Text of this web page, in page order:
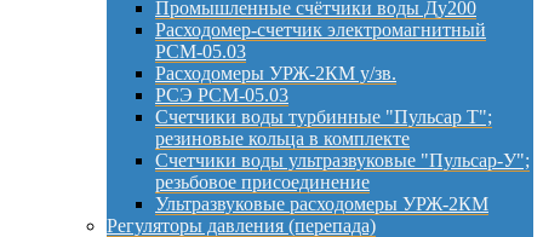
Промышленные счётчики воды Ду200
Расходомер-счетчик электромагнитный
РСМ-05.03
Расходомеры УРЖ-2КМ у/зв.
РСЭ РСМ-05.03
Счетчики воды турбинные "Пульсар Т";
резиновые кольца в комплекте
Счетчики воды ультразвуковые "Пульсар-У";
резьбовое присоединение
Ультразвуковые расходомеры УРЖ-2КМ
Регуляторы давления (перепада)